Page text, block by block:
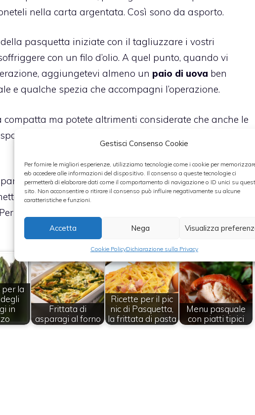
Gestisci Consenso Cookie
Per fornire le migliori esperienze, utilizziamo tecnologie come i cookie per
e/o accedere alle informazioni del dispositivo. Il consenso a queste tecnologie ci
permetterà di elaborare dati come il comportamento di navigazione o ID unici su
sito. Non acconsentire o ritirare il consenso può influire negativamente su alcune
caratteristiche e funzioni.
Accetta Nega Visualizza
Cookie PolicyDichiarazione sulla Privacy
nella carta argentata. Così sono da asporto.
pasquetta iniziate con il tagliuzzare i vostri
con un filo d’olio. A quel punto, quando vi
aggiungetevi almeno un paio di uova ben
e qualche spezia che accompagni l’operazione.
compatta ma potete altrimenti considerate che anche le
di cui immediatamente sentirete l’aroma nell’aria,
sulla brace e fatele bruschettare strofinando il pane
le uova con gli asparagi sul pane e servite con un
aperitivo ma anche come secondo piatto.
per la
in
Frittata di
asparagi al forno
Ricette per il pic
nic di Pasquetta,
la frittata di pasta
Menu pasquale
con piatti tipici